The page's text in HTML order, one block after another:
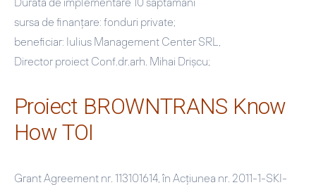
sursa de finanţare: fonduri private;
beneficiar: Iulius Management Center SRL,
Director proiect Conf.dr.arh. Mihai Drişcu;
Proiect BROWNTRANS Know
How TOI
Grant Agreement nr. 113101614, în Acţiunea nr. 2011-1-SKI-